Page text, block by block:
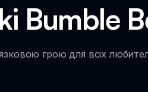
Bumble
грою для всіх